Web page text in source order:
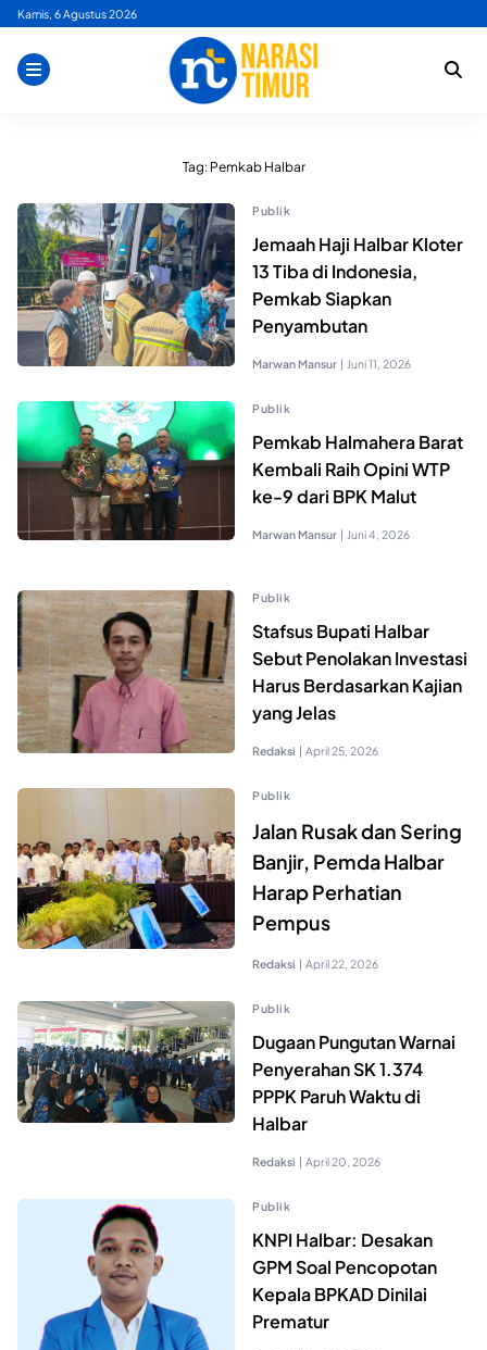
Skip
content
Kamis, 6 Agustus 2026
Tag: Pemkab Halbar
Publik
Jemaah Haji Halbar Kloter
13 Tiba di Indonesia,
Pemkab Siapkan
Penyambutan
Marwan Mansur | Juni 11, 2026
Publik
Pemkab Halmahera Barat
Kembali Raih Opini WTP
ke-9 dari BPK Malut
Marwan Mansur | Juni 4, 2026
Publik
Stafsus Bupati Halbar
Sebut Penolakan Investasi
Harus Berdasarkan Kajian
yang Jelas
Redaksi | April 25, 2026
Publik
Jalan Rusak dan Sering
Banjir, Pemda Halbar
Harap Perhatian
Pempus
Redaksi | April 22, 2026
Publik
Dugaan Pungutan Warnai
Penyerahan SK 1.374
PPPK Paruh Waktu di
Halbar
Redaksi | April 20, 2026
Publik
KNPI Halbar: Desakan
GPM Soal Pencopotan
Kepala BPKAD Dinilai
Prematur